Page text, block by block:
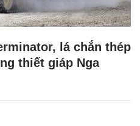
lá chắn thép
thiết giáp Nga